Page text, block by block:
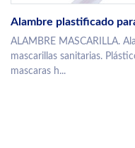
Alambre plastificado
ALAMBRE MASCARILLA.
mascarillas sanitarias.
mascaras h...